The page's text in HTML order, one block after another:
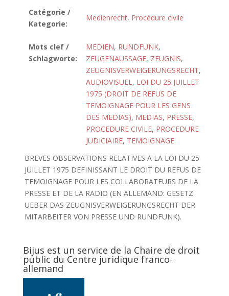
Catégorie /
Kategorie:
Medienrecht, Procédure civile
Mots clef /
Schlagworte:
MEDIEN, RUNDFUNK,
ZEUGENAUSSAGE, ZEUGNIS,
ZEUGNISVERWEIGERUNGSRECHT,
AUDIOVISUEL, LOI DU 25 JUILLET
1975 (DROIT DE REFUS DE
TEMOIGNAGE POUR LES GENS
DES MEDIAS), MEDIAS, PRESSE,
PROCEDURE CIVILE, PROCEDURE
JUDICIAIRE, TEMOIGNAGE
BREVES OBSERVATIONS RELATIVES A LA LOI DU 25
JUILLET 1975 DEFINISSANT LE DROIT DU REFUS DE
TEMOIGNAGE POUR LES COLLABORATEURS DE LA
PRESSE ET DE LA RADIO (EN ALLEMAND: GESETZ
UEBER DAS ZEUGNISVERWEIGERUNGSRECHT DER
MITARBEITER VON PRESSE UND RUNDFUNK).
Bijus est un service de la Chaire de droit
public du Centre juridique franco-
allemand